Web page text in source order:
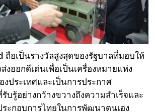
ถือเป็นรางวัลสูงสุดของรัฐบาลที่มอบให้
งออกดีเด่นเพื่อเป็นเครื่องหมายแห่ง
ประเทศและเป็นการประกาศ
บรู้อย่างกว้างขวางถึงความสำเร็จและ
ะกอบการไทยในการพัฒนาตนเอง